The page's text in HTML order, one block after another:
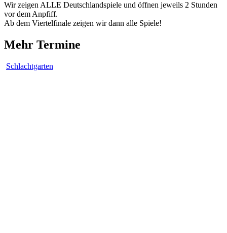
Wir zeigen ALLE Deutschlandspiele und öffnen jeweils 2 Stunden
vor dem Anpfiff.
Ab dem Viertelfinale zeigen wir dann alle Spiele!
Mehr Termine
Schlachtgarten